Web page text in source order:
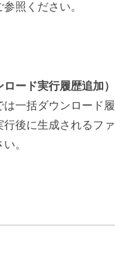
参照ください。
ード実行履歴追加）
一括ダウンロード
後に生成されるフ
。